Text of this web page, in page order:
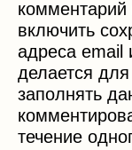
включить
адреса email
делается
заполнять
течение